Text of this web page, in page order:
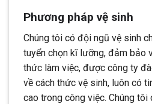
Phương pháp vệ sinh
Chúng tôi có đội ngũ vệ sinh
tuyển chọn kĩ lưỡng, đảm bảo
thức làm việc, được công ty
về cách thức vệ sinh, luôn có
cao trong công việc. Chúng tôi